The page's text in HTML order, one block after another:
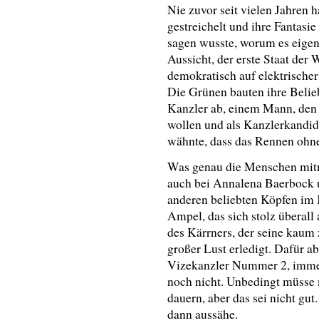
Nie zuvor seit vielen Jahren
gestreichelt und ihre
sagen wusste, worum es
Aussicht, der erste Staat der
demokratisch auf
Die Grünen bauten ihre
Kanzler ab, einem Mann,
wollen und als
wähnte, dass das Rennen
Was genau die Menschen
auch bei Annalena
anderen beliebten Köpfen im
Ampel, das sich stolz
des Kärrners, der seine
großer Lust erledigt. Dafür
Vizekanzler Nummer 2,
noch nicht. Unbedingt
dauern, aber das sei nicht
dann aussähe.